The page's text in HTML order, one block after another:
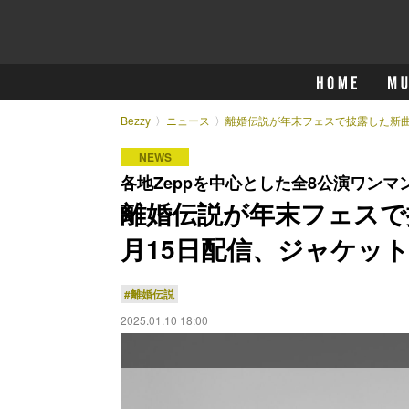
Bezzy ニュース 離婚伝説が年末フェスで披露した新
NEWS
各地Zeppを中心とした全8公演ワンマ
離婚伝説が年末フェス
月15日配信、ジャケッ
#離婚伝説
2025.01.10 18:00